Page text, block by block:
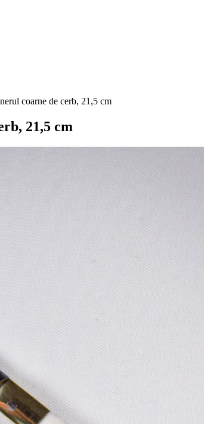
coarne de cerb, 21,5 cm
21,5 cm